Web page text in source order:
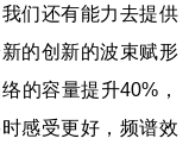
们还有能力去提供
的创新的波束赋形
的容量提升40%，
感受更好，频谱效